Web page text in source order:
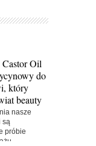
Oil
do
który
beauty
nasze
są
próbie